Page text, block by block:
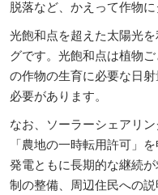
脱落など、かえって作物
光飽和点を超えた太陽光
グです。光飽和点は植物
の作物の生育に必要な日
必要があります。
なお、ソーラーシェアリ
「農地の一時転用許可」
発電ともに長期的な継続
制の整備、周辺住民への説